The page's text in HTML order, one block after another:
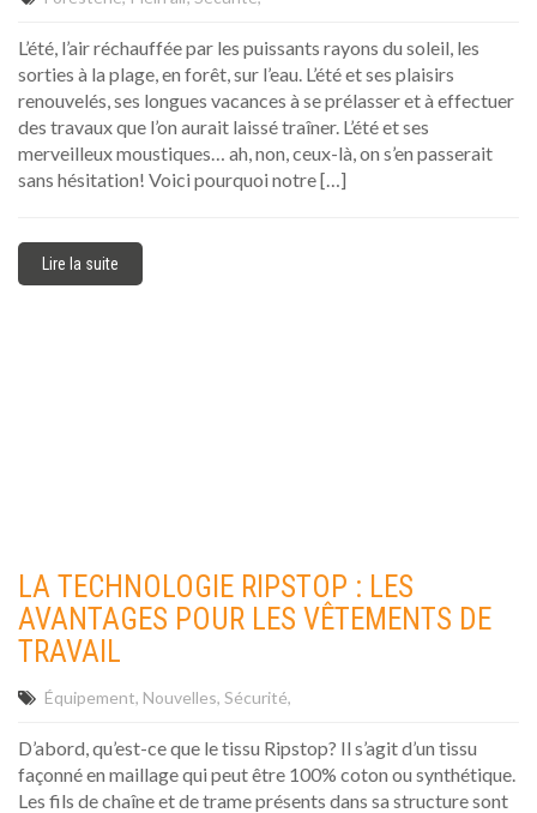
L’été, l’air réchauffée par les puissants rayons du soleil, les
sorties à la plage, en forêt, sur l’eau. L’été et ses plaisirs
renouvelés, ses longues vacances à se prélasser et à effectuer
des travaux que l’on aurait laissé traîner. L’été et ses
merveilleux moustiques… ah, non, ceux-là, on s’en passerait
sans hésitation! Voici pourquoi notre […]
Lire la suite
LA TECHNOLOGIE RIPSTOP : LES
AVANTAGES POUR LES VÊTEMENTS DE
TRAVAIL
Équipement Nouvelles Sécurité
D’abord, qu’est-ce que le tissu Ripstop? Il s’agit d’un tissu
façonné en maillage qui peut être 100% coton ou synthétique.
Les fils de chaîne et de trame présents dans sa structure sont